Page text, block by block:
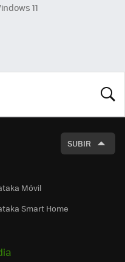
11
SUBIR
Móvil
Smart Home